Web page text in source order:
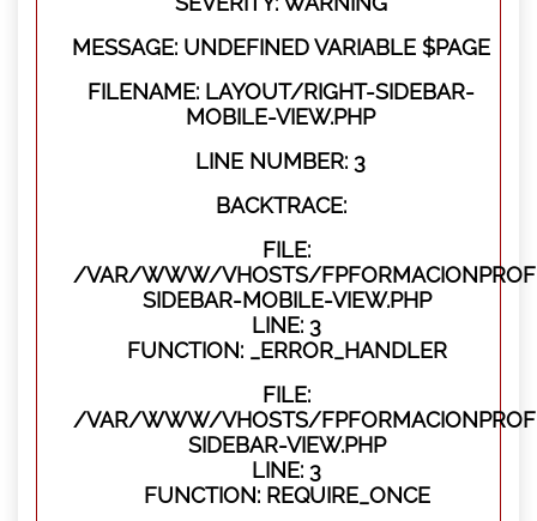
MESSAGE: UNDEFINED VARIABLE $PAGE
FILENAME: LAYOUT/RIGHT-SIDEBAR-
MOBILE-VIEW.PHP
LINE NUMBER: 3
BACKTRACE:
FILE:
/VAR/WWW/VHOSTS/
SIDEBAR-MOBILE-VIEW.PHP
LINE: 3
FUNCTION: _ERROR_HANDLER
FILE:
/VAR/WWW/VHOSTS/
SIDEBAR-VIEW.PHP
LINE: 3
FUNCTION: REQUIRE_ONCE